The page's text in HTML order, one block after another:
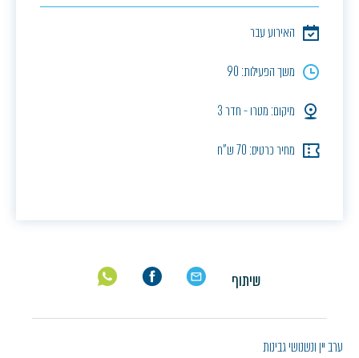
האירוע עבר
משך הפעילות: 90
מיקום: מטרו - חדר 3
מחיר כרטיס: 70 ש"ח
שיתוף
ערב יין ונשנושי גבינות